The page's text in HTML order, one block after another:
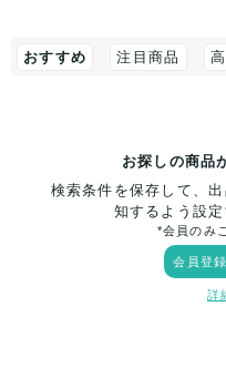
おすすめ 注目商品
お探しの商品
検索条件を保存して、
知するよう設
*会員のみ
会員登
詳